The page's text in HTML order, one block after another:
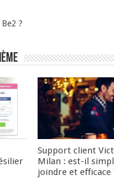
?
Support client
Milan : est-il
joindre et efficace